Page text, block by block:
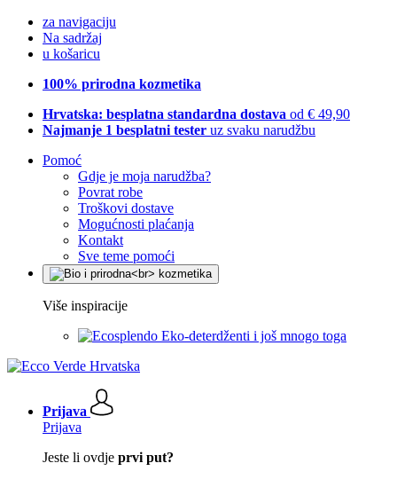
za navigaciju
Na sadržaj
u košaricu
100% prirodna kozmetika
Hrvatska: besplatna standardna dostava od € 49,90
Najmanje 1 besplatni tester uz svaku narudžbu
Pomoć
Gdje je moja narudžba?
Povrat robe
Troškovi dostave
Mogućnosti plaćanja
Kontakt
Sve teme pomoći
Više inspiracije
Eko-deterdženti i još mnogo toga
Prijava
Prijava
Jeste li ovdje prvi put?